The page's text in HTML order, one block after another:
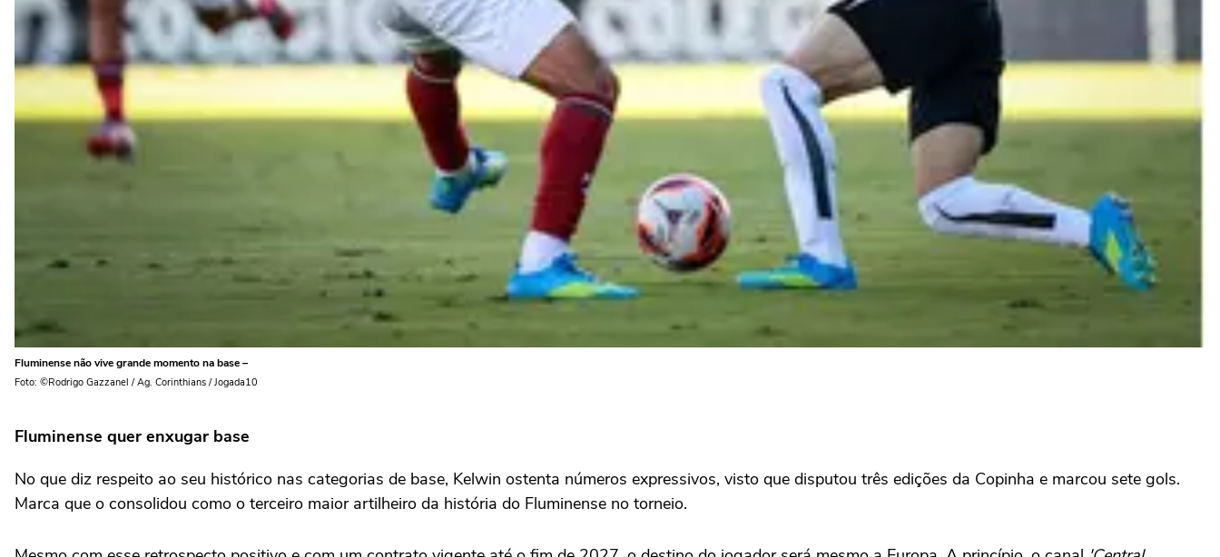
Fluminense não vive grande momento na base –
Foto: ©Rodrigo Gazzanel / Ag. Corinthians / Jogada10
Fluminense quer enxugar base
No que diz respeito ao seu histórico nas categorias de base, Kelwin ostenta números expressivos, visto que disputou três edições da Copinha e marcou sete gols.
Marca que o consolidou como o terceiro maior artilheiro da história do Fluminense no torneio.